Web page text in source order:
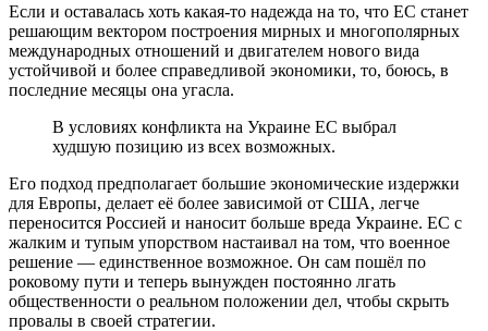
Если и оставалась хоть какая-то надежда на то, что ЕС станет
решающим вектором построения мирных и многополярных
международных отношений и двигателем нового вида
устойчивой и более справедливой экономики, то, боюсь, в
последние месяцы она угасла.
В условиях конфликта на Украине ЕС выбрал
худшую позицию из всех возможных.
Его подход предполагает большие экономические издержки
для Европы, делает её более зависимой от США, легче
переносится Россией и наносит больше вреда Украине. ЕС с
жалким и тупым упорством настаивал на том, что военное
решение — единственное возможное. Он сам пошёл по
роковому пути и теперь вынужден постоянно лгать
общественности о реальном положении дел, чтобы скрыть
провалы в своей стратегии.